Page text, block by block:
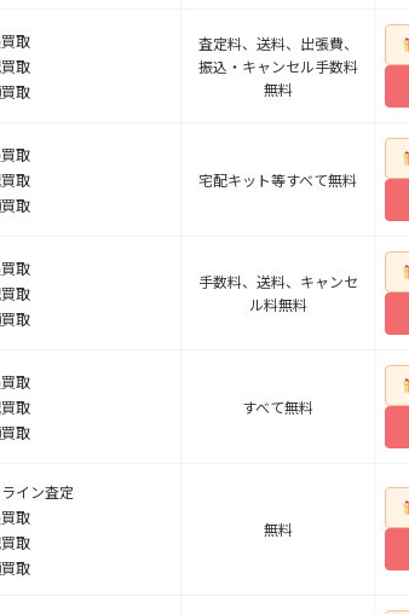
取
取
取
査定料、送料、出張費、
振込・キャンセル手数料
無料
取
取
取
宅配キット等すべて無料
取
取
取
手数料、送料、キャンセ
ル料無料
取
取
取
すべて無料
イン査定
取
取
取
無料